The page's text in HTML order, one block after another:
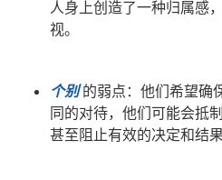
人身上创造了一种归属感
视。
个别的弱点：他们希望确
同的对待，他们可能会
甚至阻止有效的决定和结果